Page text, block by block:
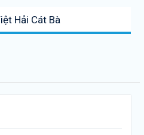
Hải Cát Bà